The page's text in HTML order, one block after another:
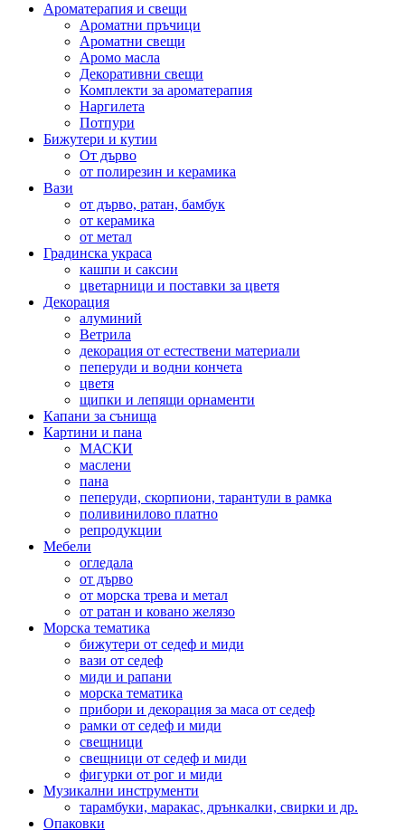
Ароматерапия и свещи
Ароматни пръчици
Ароматни свещи
Аромо масла
Декоративни свещи
Комплекти за ароматерапия
Наргилета
Потпури
Бижутери и кутии
От дърво
от полирезин и керамика
Вази
от дърво, ратан, бамбук
от керамика
от метал
Градинска украса
кашпи и саксии
цветарници и поставки за цветя
Декорация
алуминий
Ветрила
декорация от естествени материали
пеперуди и водни кончета
цветя
щипки и лепящи орнаменти
Капани за сънища
Картини и пана
МАСКИ
маслени
пана
пеперуди, скорпиони, тарантули в рамка
поливинилово платно
репродукции
Мебели
огледала
от дърво
от морска трева и метал
от ратан и ковано желязо
Морска тематика
бижутери от седеф и миди
вази от седеф
миди и рапани
морска тематика
прибори и декорация за маса от седеф
рамки от седеф и миди
свещници
свещници от седеф и миди
фигурки от рог и миди
Музикални инструменти
тарамбуки, маракас, дрънкалки, свирки и др.
Опаковки